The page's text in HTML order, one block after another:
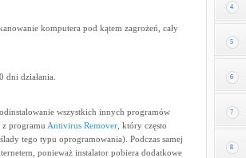
komputera pod kątem zagrożeń, cały
dni działania.
wszystkich innych programów
programu Antivirus Remover, który często
tego typu oprogramowania). Podczas samej
ponieważ instalator pobiera dodatkowe
4
5
6
7
8